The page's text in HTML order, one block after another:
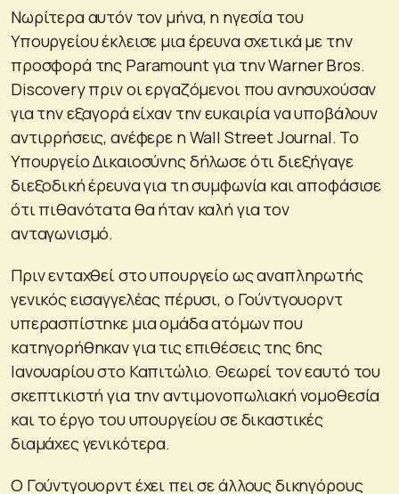
Νωρίτερα αυτόν τον μήνα, η ηγεσία του
Υπουργείου έκλεισε μια έρευνα σχετικά με την
προσφορά της Paramount για την Warner Bros.
Discovery πριν οι εργαζόμενοι που ανησυχούσαν
για την εξαγορά είχαν την ευκαιρία να υποβάλουν
αντιρρήσεις, ανέφερε η Wall Street Journal. Το
Υπουργείο Δικαιοσύνης δήλωσε ότι διεξήγαγε
διεξοδική έρευνα για τη συμφωνία και αποφάσισε
ότι πιθανότατα θα ήταν καλή για τον
ανταγωνισμό.
Πριν ενταχθεί στο υπουργείο ως αναπληρωτής
γενικός εισαγγελέας πέρυσι, ο Γούντγουορντ
υπερασπίστηκε μια ομάδα ατόμων που
κατηγορήθηκαν για τις επιθέσεις της 6ης
Ιανουαρίου στο Καπιτώλιο. Θεωρεί τον εαυτό του
σκεπτικιστή για την αντιμονοπωλιακή νομοθεσία
και το έργο του υπουργείου σε δικαστικές
διαμάχες γενικότερα.
Ο Γούντγουορντ έχει πει σε άλλους δικηγόρους